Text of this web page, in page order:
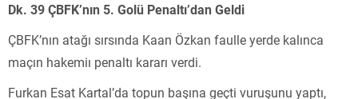
Dk. 39 ÇBFK’nın 5. Golü Penaltı’dan Geldi
ÇBFK’nın atağı sırsında Kaan Özkan faulle yerde kalınca
maçın hakemiı penaltı kararı verdi.
Furkan Esat Kartal’da topun başına geçti vuruşunu yaptı,